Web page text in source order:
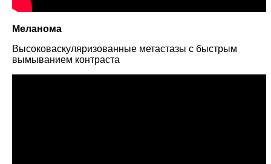
Меланома
Высоковаскуляризованные метастазы с быстрым
вымыванием контраста